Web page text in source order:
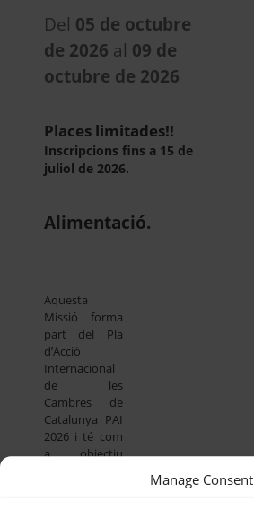
Manage Consent
Del 05 de octubre
de 2026 al 09 de
octubre de 2026
Places limitades!!
Inscripcions fins a 15 de
juliol de 2026.
Alimentació.
Aquesta
Missió forma
part del Pla
d’Acció
Internacional
de les
Cambres de
Catalunya PAI
2026 i té com
a objectiu